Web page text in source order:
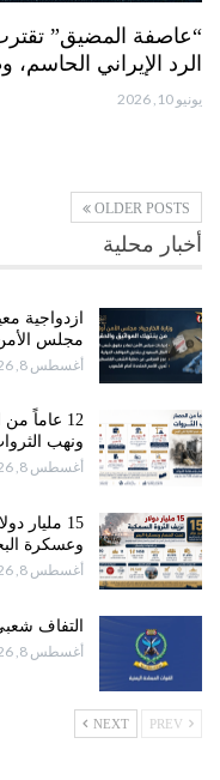
“عاصفة المضيق”
الرد الإيراني
يونيو 10, 2026
OLDER POSTS
أخبار محلية
ازدواجية
مجلس
أغسطس 8, 2026
12 عاماً
ونهب
أغسطس 8, 2026
15 مليار
وعسكرة
أغسطس 8, 2026
التفاف
أغسطس 8, 2026
NEXT